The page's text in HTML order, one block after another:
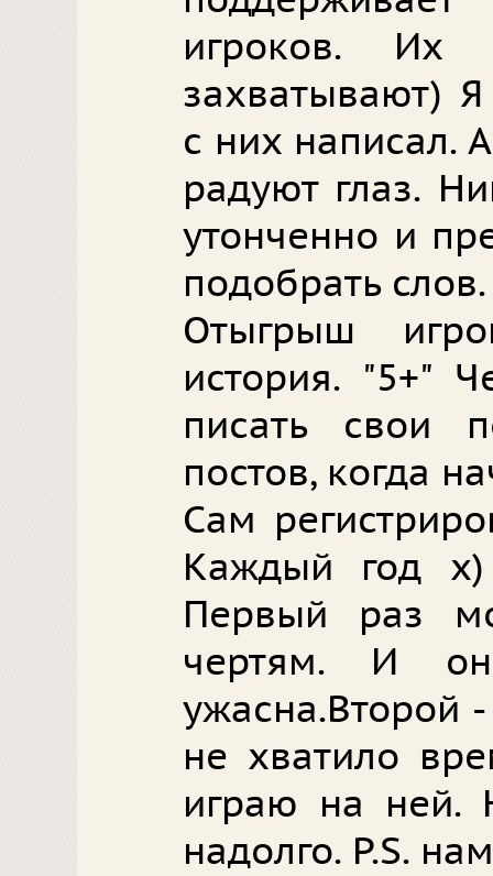
игроков.
захватывают)
с них написал.
радуют глаз.
утонченно и
подобрать слов.
Отыгрыш
история. "5+"
писать свои
постов, когда
Сам
Каждый год
Первый раз
чертям. И
ужасна.Второй
не хватило
играю на ней.
надолго. P.S.